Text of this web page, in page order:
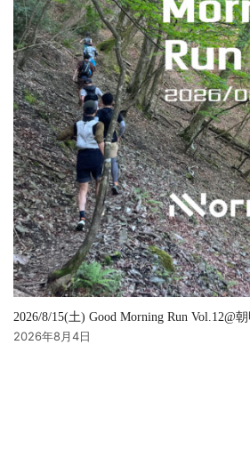
2026/8/15(土) Good Morning Run Vol.12@
2026年8月4日